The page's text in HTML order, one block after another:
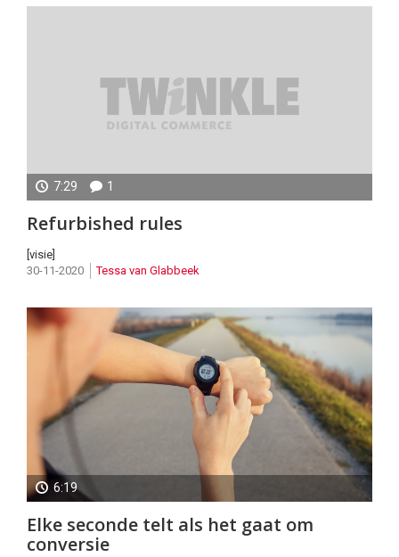
7:29 1
en
sustainability
belangrijke
Refurbished rules
[visie]
30-11-2020
Tessa van Glabbeek
6:19
Elke seconde telt als het gaat om
conversie